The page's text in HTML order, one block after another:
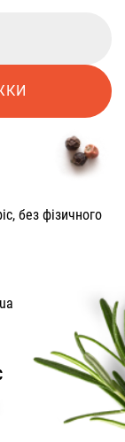
без фізичного